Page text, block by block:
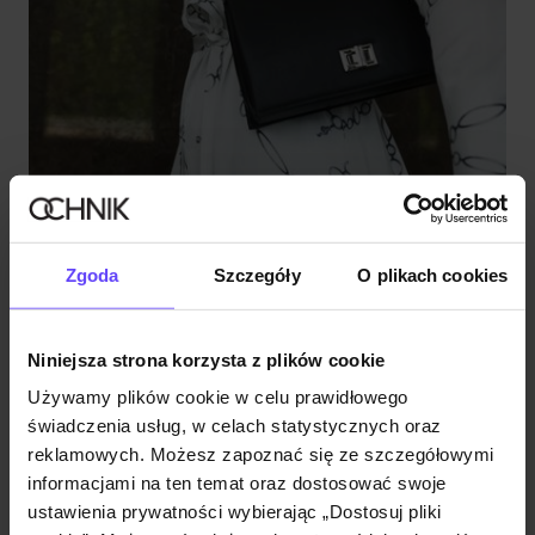
Zgoda Szczegóły O plikach cookies
Niniejsza strona korzysta z plików cookie
Używamy plików cookie w celu prawidłowego
świadczenia usług, w celach statystycznych oraz
reklamowych. Możesz zapoznać się ze szczegółowymi
informacjami na ten temat oraz dostosować swoje
ustawienia prywatności wybierając „Dostosuj pliki
Czarna mała torebka damska